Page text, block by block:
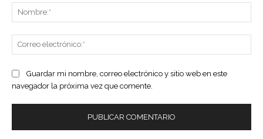
Guardar mi nombre, correo electrónico y sitio web en este
navegador la próxima vez que comente.